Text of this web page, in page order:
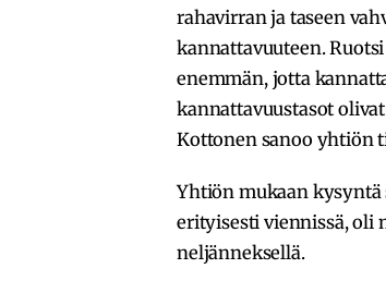
rahavirran ja taseen
kannattavuuteen.
enemmän, jotta
kannattavuustasot
Kottonen sanoo yhtiön
Yhtiön mukaan
erityisesti viennissä, oli
neljänneksellä.